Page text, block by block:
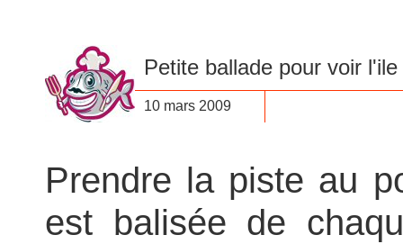
Petite ballade pour voir
10 mars 2009
Prendre la piste au
est balisée de